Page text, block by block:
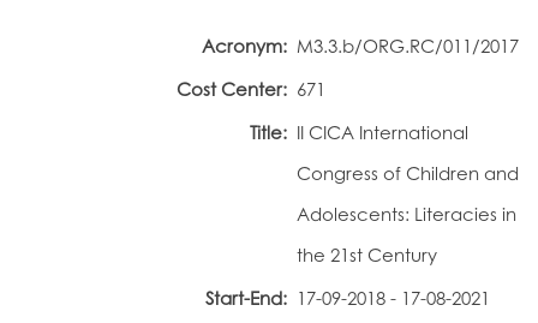
Acronym: M3.3.b/ORG.RC/011/2017
Cost Center: 671
Title: II CICA International
Congress of Children and
Adolescents: Literacies in
the 21st Century
Start-End: 17-09-2018 - 17-08-2021